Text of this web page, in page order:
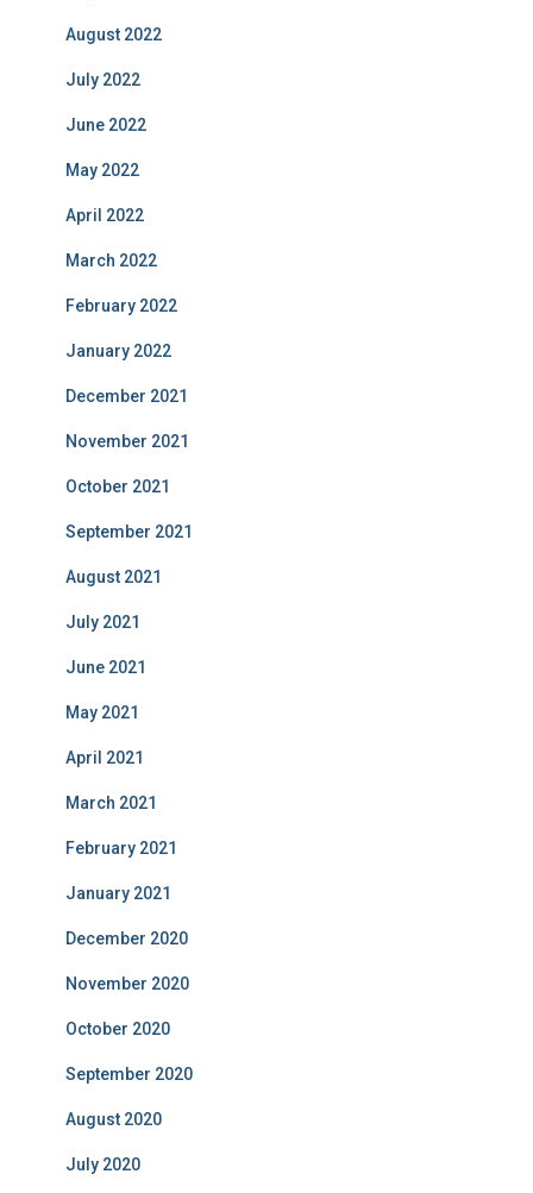
August 2022
July 2022
June 2022
May 2022
April 2022
March 2022
February 2022
January 2022
December 2021
November 2021
October 2021
September 2021
August 2021
July 2021
June 2021
May 2021
April 2021
March 2021
February 2021
January 2021
December 2020
November 2020
October 2020
September 2020
August 2020
July 2020